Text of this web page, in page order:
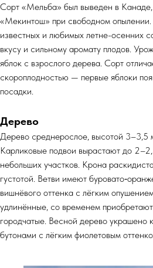
Сорт «Мельба» был выведен в
«Мекинтош» при свободном
известных и любимых летне-осенних
вкусу и сильному аромату плодов.
яблок с взрослого дерева. Сорт
скороплодностью — первые яблоки
посадки.
Дерево
Дерево среднерослое, высотой 3–3,5
Карликовые подвои вырастают до
небольших участков. Крона
густотой. Ветви имеют
вишнёвого оттенка с лёгким
удлинённые, со временем
городчатые. Весной дерево украшено
бутонами с лёгким фиолетовым